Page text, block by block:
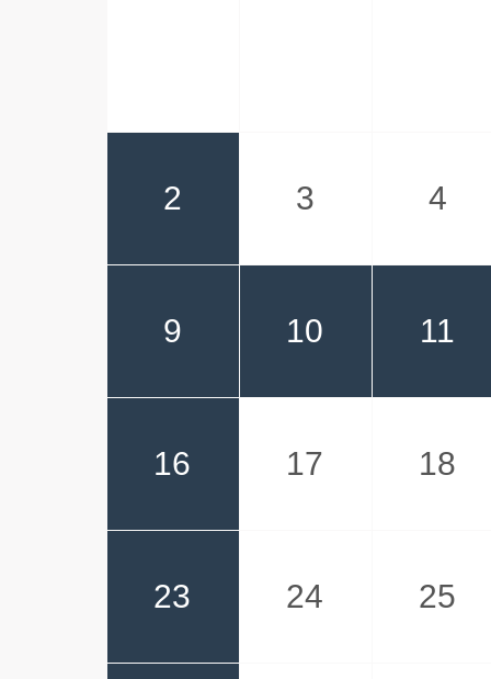
2 3 4
9 10 11
16 17 18
23 24 25